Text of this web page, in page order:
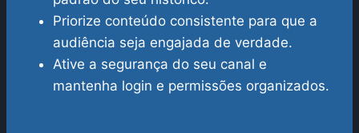
Priorize conteúdo consistente para que a
audiência seja engajada de verdade.
Ative a segurança do seu canal e
mantenha login e permissões organizados.